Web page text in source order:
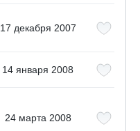
17 декабря 2007
14 января 2008
24 марта 2008